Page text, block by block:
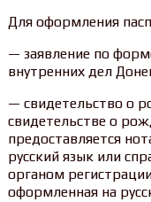
Для оформления
— заявление по
внутренних дел
— свидетельство о
свидетельстве о
предоставляется
русский язык или
органом
оформленная на